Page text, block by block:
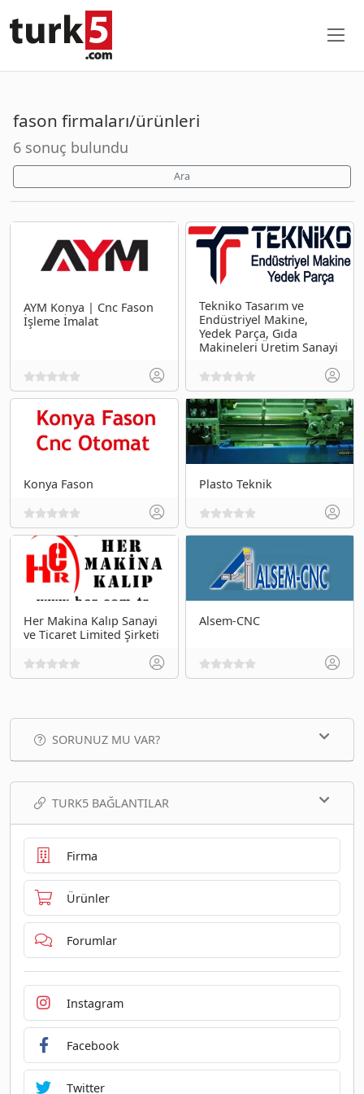
fason firmaları/ürünleri
6 sonuç bulundu
Ara
AYM Konya | Cnc Fason
İşleme İmalat
Tekniko Tasarım ve
Endüstriyel Makine,
Yedek Parça, Gıda
Makineleri Üretim Sanayi
Konya Fason Plasto Teknik
Her Makina Kalıp Sanayi
ve Ticaret Limited Şirketi
Alsem-CNC
SORUNUZ MU VAR?
TURK5 BAĞLANTILAR
Firma
Ürünler
Forumlar
Instagram
Facebook
Twitter